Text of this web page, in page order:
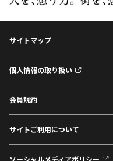
サイトマップ
個人情報の取り扱い
会員規約
サイトご利用について
ソーシャルメディアポリシー